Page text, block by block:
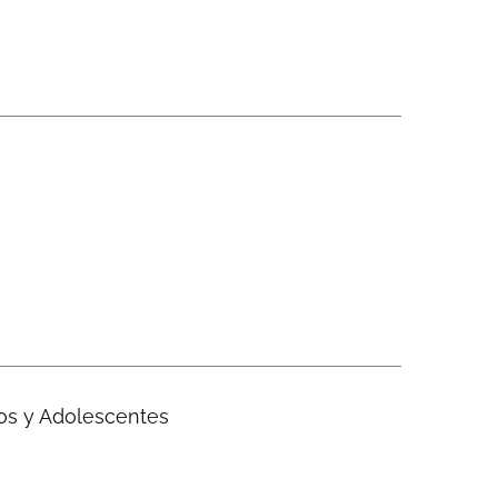
y Adolescentes